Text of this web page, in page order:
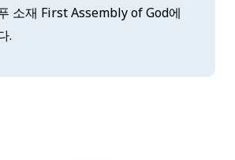
소재 First Assembly of God에
.